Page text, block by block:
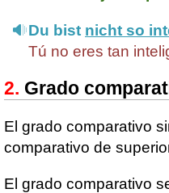
Du bist nicht so
Tú no eres tan
Grado
El grado comparativo
comparativo de
El grado comparativo